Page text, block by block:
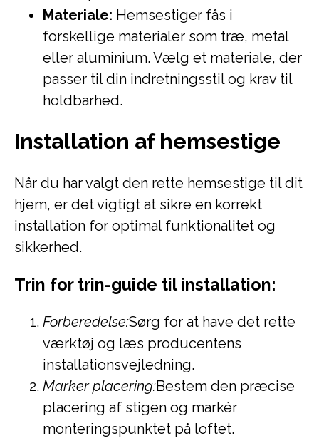
Materiale: Hemsestiger fås i
forskellige materialer som træ, metal
eller aluminium. Vælg et materiale, der
passer til din indretningsstil og krav til
holdbarhed.
Installation af hemsestige
Når du har valgt den rette hemsestige til dit
hjem, er det vigtigt at sikre en korrekt
installation for optimal funktionalitet og
sikkerhed.
Trin for trin-guide til installation:
Forberedelse:Sørg for at have det rette
værktøj og læs producentens
installationsvejledning.
Marker placering:Bestem den præcise
placering af stigen og markér
monteringspunktet på loftet.